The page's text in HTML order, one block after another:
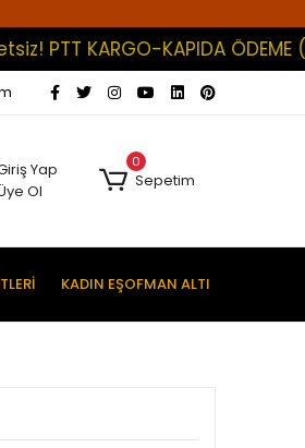
KARGO-KAPIDA ÖDEME
Yap
Ol
0
Sepetim
KADIN EŞOFMAN ALTI